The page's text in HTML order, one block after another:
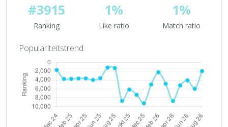
#3915
Ranking
1%
Like ratio
1%
Match ratio
Populariteitstrend